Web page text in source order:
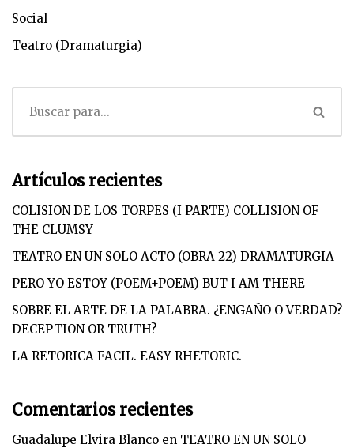
Social
Teatro (Dramaturgia)
Artículos recientes
COLISION DE LOS TORPES (I PARTE) COLLISION OF
THE CLUMSY
TEATRO EN UN SOLO ACTO (OBRA 22) DRAMATURGIA
PERO YO ESTOY (POEM+POEM) BUT I AM THERE
SOBRE EL ARTE DE LA PALABRA. ¿ENGAÑO O VERDAD?
DECEPTION OR TRUTH?
LA RETORICA FACIL. EASY RHETORIC.
Comentarios recientes
Guadalupe Elvira Blanco en TEATRO EN UN SOLO